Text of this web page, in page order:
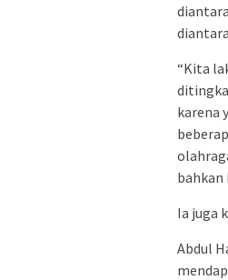
“Kita
karena
bahkan
Ia juga
Abdul